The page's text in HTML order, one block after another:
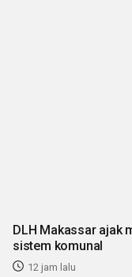
DLH Makassar ajak
sistem komunal
12 jam lalu